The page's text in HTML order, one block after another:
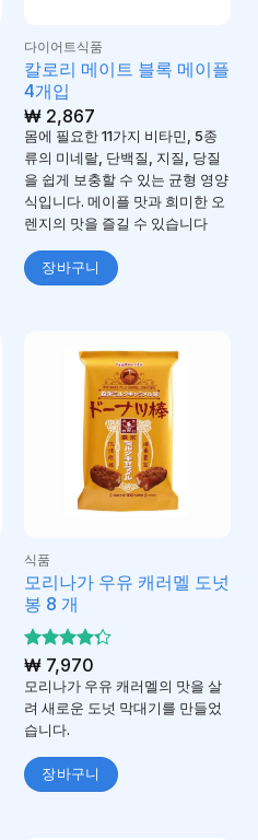
다이어트식품
칼로리 메이트 블록 메이플
4개입
₩2,867
몸에 필요한 11가지 비타민, 5종
류의 미네랄, 단백질, 지질, 당질
을 쉽게 보충할 수 있는 균형 영양
식입니다. 메이플 맛과 희미한 오
렌지의 맛을 즐길 수 있습니다
장바구니
식품
모리나가 우유 캐러멜 도넛
봉 8 개
5 중에서
4.25 로
평가됨
₩7,970
모리나가 우유 캐러멜의 맛을 살
려 새로운 도넛 막대기를 만들었
습니다.
장바구니